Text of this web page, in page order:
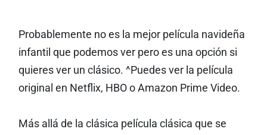
Probablemente no es la mejor película navideña
infantil que podemos ver pero es una opción si
quieres ver un clásico. ^Puedes ver la película
original en Netflix, HBO o Amazon Prime Video.
Más allá de la clásica película clásica que se